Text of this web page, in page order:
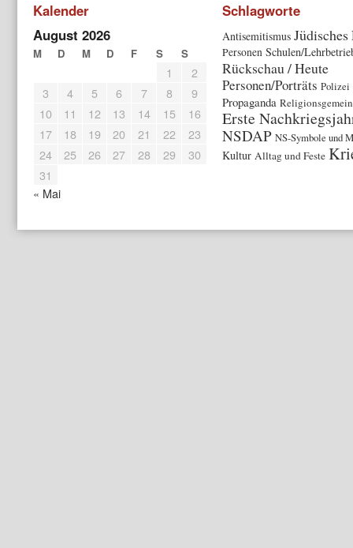
Kalender
August 2026
M D M D F S S
« Mai
1
2
3
4 5 6 7 8
9
10
11 12 13 14 15
16
17
18 19 20 21 22
23
24
25 26 27 28 29
30
31
Schlagworte
Antisemitismus Jüdisches
Personen Schulen/
Rückschau / Heute
Personen/Porträts Polizei
Propaganda
Erste
NSDAP NS-Symbole und
Kultur Alltag und Feste